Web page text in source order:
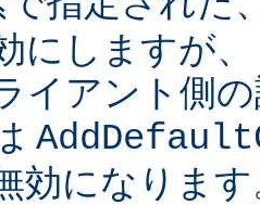
にしますが
イアント側
効になりま